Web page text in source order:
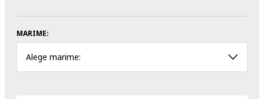
MARIME:
Alege marime: